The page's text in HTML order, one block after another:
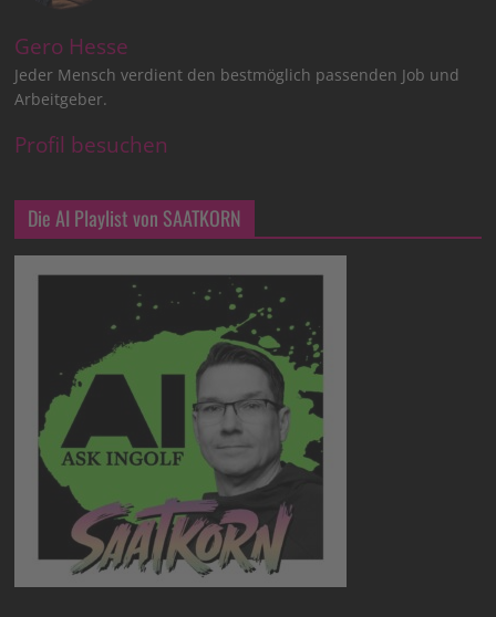
Gero Hesse
Jeder Mensch verdient den bestmöglich passenden Job und
Arbeitgeber.
Profil besuchen
Die AI Playlist von SAATKORN